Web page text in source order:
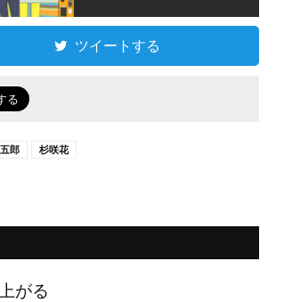
ツイートする
郎 杉咲花
がる